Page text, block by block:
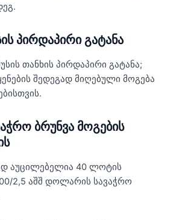
პირდაპირი გატანა
თანხის პირდაპირი გატანა;
შედეგად მიღებული მოგება
ბრუნვა მოგების
აუცილებელია 40 ლოტის
2,5 აშშ დოლარის სავაჭრო